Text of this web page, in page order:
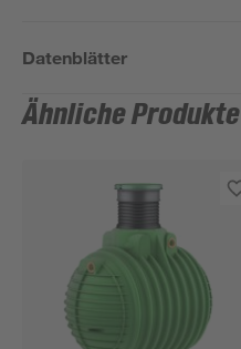
Datenblätter
Ähnliche Produkte